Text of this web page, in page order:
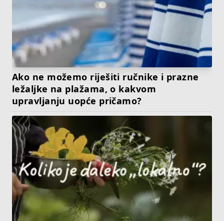
Ako ne možemo riješiti ručnike i prazne
ležaljke na plažama, o kakvom
upravljanju uopće pričamo?